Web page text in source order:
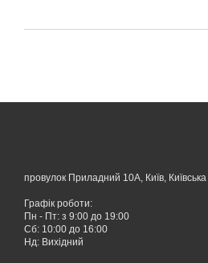
провулок Приладний 10А, Київ,
Графік роботи:
Пн - Пт: з 9:00 до 19:00
Сб: 10:00 до 16:00
Нд: Вихідний